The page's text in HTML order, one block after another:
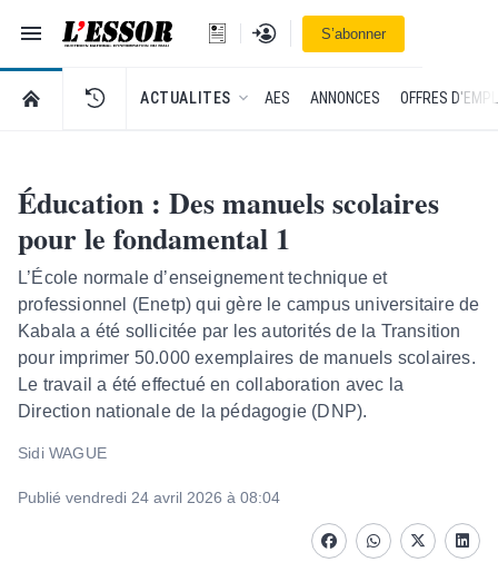
Navigation
L'Essor - retour à la une
Se connecterS’abonner
RETOUR À LA PAGE D’ACCUEIL DE L'ESSOR
ACTUALITES AES ANNONCES OFFRES
Éducation : Des manuels scolaires
pour le fondamental 1
L’École normale d’enseignement technique et
professionnel (Enetp) qui gère le campus universitaire de
Kabala a été sollicitée par les autorités de la Transition
pour imprimer 50.000 exemplaires de manuels scolaires.
Le travail a été effectué en collaboration avec la
Direction nationale de la pédagogie (DNP).
Sidi WAGUE
Publié vendredi 24 avril 2026 à 08:04
FacebookwhatsappTwitter